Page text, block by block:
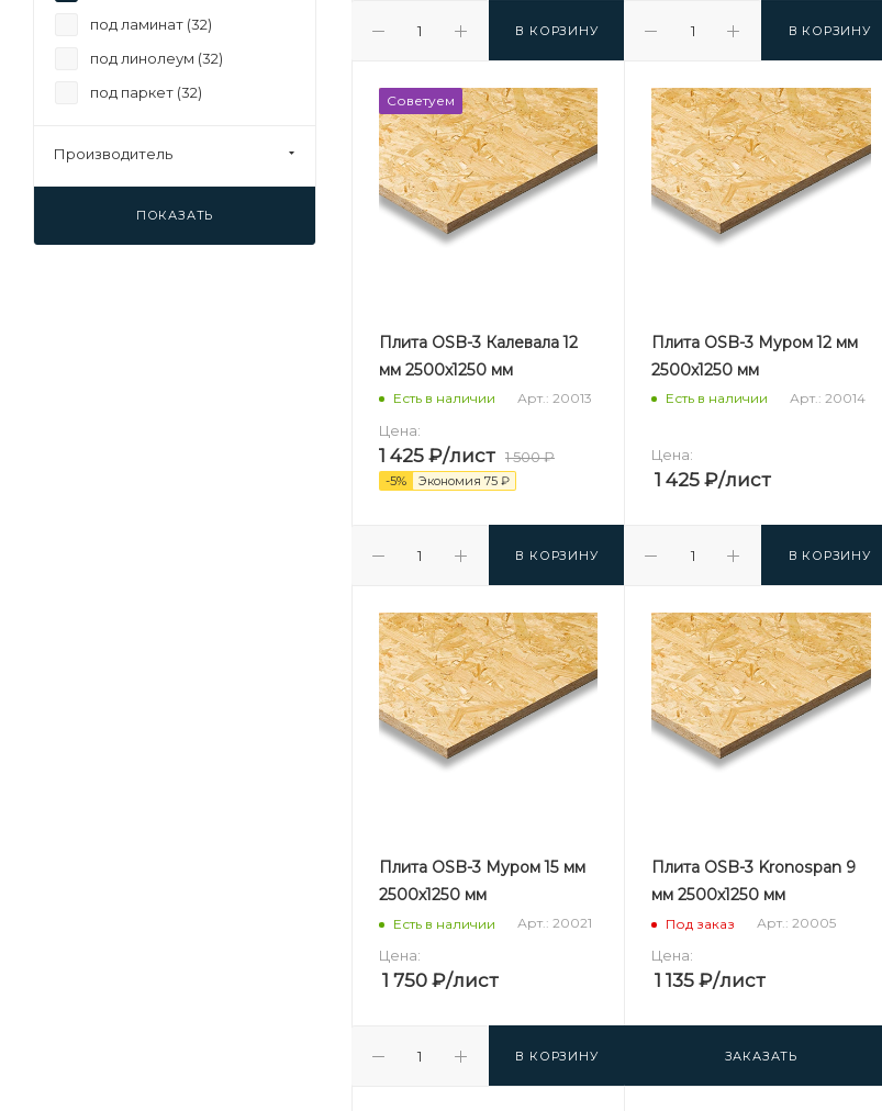
В КОРЗИНУ В КОРЗИНУ
Советуем
Плита OSB-3 Калевала 12
мм 2500х1250 мм
Есть в наличии Арт.: 20013
Цена:
1 425 ₽/лист 1 500₽
-5% Экономия 75 ₽
В КОРЗИНУ
Плита OSB-3 Муром 12 мм
2500х1250 мм
Есть в наличии Арт.: 20014
Цена:
1 425 ₽/лист
В КОРЗИНУ
Плита OSB-3 Муром 15 мм
2500х1250 мм
Есть в наличии Арт.: 20021
Цена:
1 750 ₽/лист
В КОРЗИНУ
Плита OSB-3 Kronospan 9
мм 2500х1250 мм
Под заказ Арт.: 20005
Цена:
1 135 ₽/лист
ЗАКАЗАТЬ
под ламинат (32)
под линолеум (32)
под паркет (32)
Производитель
ПОКАЗАТЬ